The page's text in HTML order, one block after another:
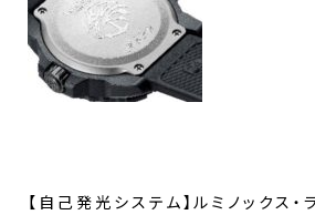
【自己発光システム】ルミノックス・